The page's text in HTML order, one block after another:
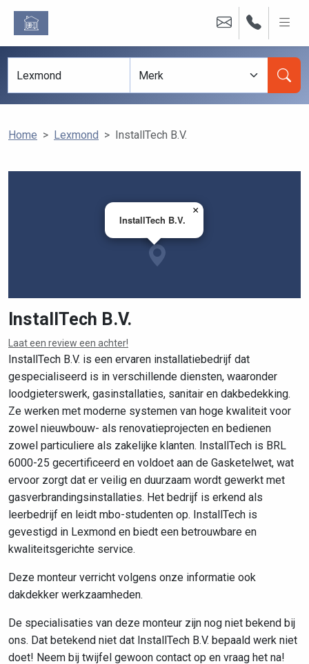
Home Lexmond InstallTech B.V.
InstallTech B.V.
×
Leaflet |©OpenStreetMap
InstallTech B.V.
Laat een review een achter!
InstallTech B.V. is een ervaren installatiebedrijf dat
gespecialiseerd is in verschillende diensten, waaronder
loodgieterswerk, gasinstallaties, sanitair en dakbedekking.
Ze werken met moderne systemen van hoge kwaliteit voor
zowel nieuwbouw- als renovatieprojecten en bedienen
zowel particuliere als zakelijke klanten. InstallTech is BRL
6000-25 gecertificeerd en voldoet aan de Gasketelwet, wat
ervoor zorgt dat er veilig en duurzaam wordt gewerkt met
gasverbrandingsinstallaties. Het bedrijf is erkend als
leerbedrijf en leidt mbo-studenten op. InstallTech is
gevestigd in Lexmond en biedt een betrouwbare en
kwaliteitsgerichte service.
Deze monteur verricht volgens onze informatie ook
dakdekker werkzaamheden.
De specialisaties van deze monteur zijn nog niet bekend bij
ons. Dat betekend niet dat InstallTech B.V. bepaald werk niet
doet! Neem bij twijfel gewoon contact op en vraag het na!